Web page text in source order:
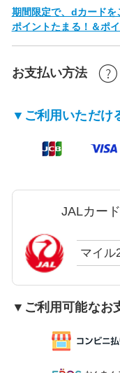
期間限定で、dカード
ポイントたまる！＆ポ
お支払い方法
▼ご利用いただけ
JALカー
マイル
▼ご利用可能なお